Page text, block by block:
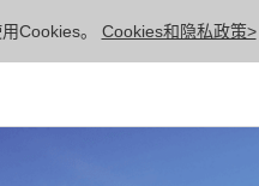
Cookies。 Cookies和隐私政策>